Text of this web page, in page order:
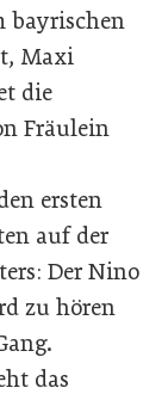
bayrischen
Maxi
die
Fräulein
ersten
auf der
Der Nino
zu hören
das